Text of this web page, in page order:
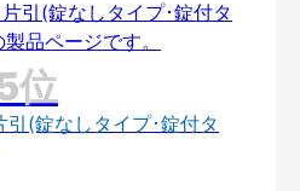
引(錠なしタイプ･錠付タ